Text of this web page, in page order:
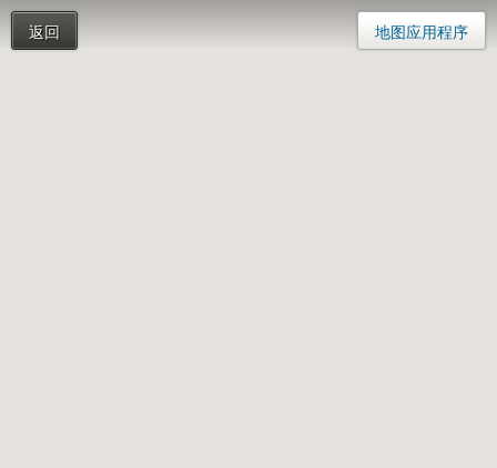
返回 地图应用程序